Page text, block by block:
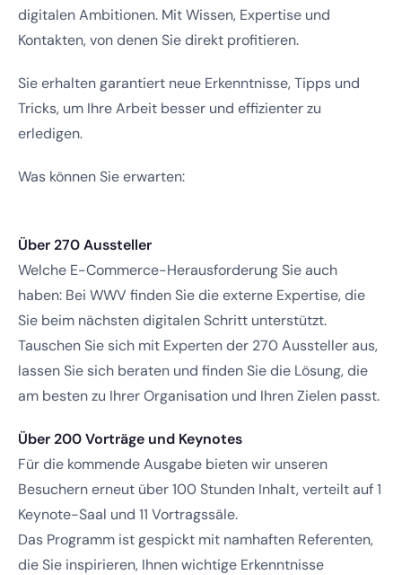
digitalen Ambitionen. Mit Wissen, Expertise und
Kontakten, von denen Sie direkt profitieren.
Sie erhalten garantiert neue Erkenntnisse, Tipps und
Tricks, um Ihre Arbeit besser und effizienter zu
erledigen.
Was können Sie erwarten:
Über 270 Aussteller
Welche E-Commerce-Herausforderung Sie auch
haben: Bei WWV finden Sie die externe Expertise, die
Sie beim nächsten digitalen Schritt unterstützt.
Tauschen Sie sich mit Experten der 270 Aussteller aus,
lassen Sie sich beraten und finden Sie die Lösung, die
am besten zu Ihrer Organisation und Ihren Zielen passt.
Über 200 Vorträge und Keynotes
Für die kommende Ausgabe bieten wir unseren
Besuchern erneut über 100 Stunden Inhalt, verteilt auf 1
Keynote-Saal und 11 Vortragssäle.
Das Programm ist gespickt mit namhaften Referenten,
die Sie inspirieren, Ihnen wichtige Erkenntnisse